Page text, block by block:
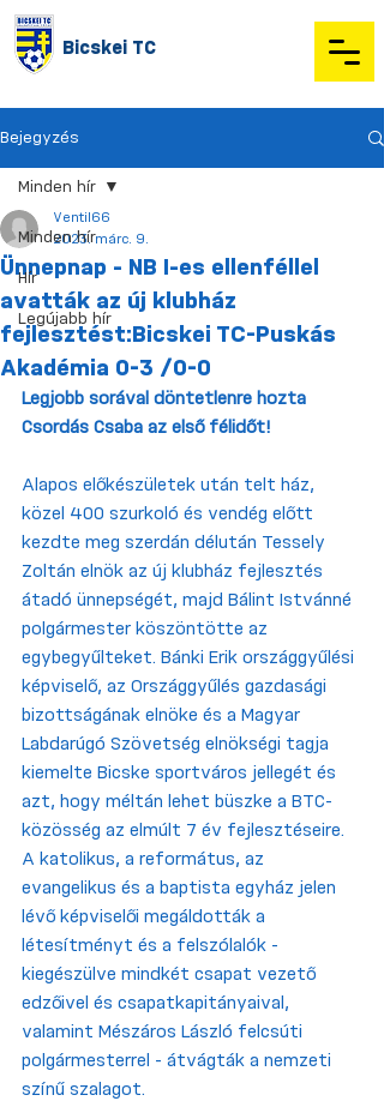
Bicskei TC
Bejegyzés
Minden hír
Hír
Legújabb hír
Minden hír
Ünnepnap - NB I-es ellenféllel
avatták az új klubház
fejlesztést:Bicskei TC-Puskás
Akadémia 0-3 /0-0
Ventil66
2023. márc. 9.
Legjobb sorával döntetlenre hozta
Csordás Csaba az első félidőt!
Alapos előkészületek után telt ház,
közel 400 szurkoló és vendég előtt
kezdte meg szerdán délután Tessely
Zoltán elnök az új klubház fejlesztés
átadó ünnepségét, majd Bálint Istvánné
polgármester köszöntötte az
egybegyűlteket. Bánki Erik országgyűlési
képviselő, az Országgyűlés gazdasági
bizottságának elnöke és a Magyar
Labdarúgó Szövetség elnökségi tagja
kiemelte Bicske sportváros jellegét és
azt, hogy méltán lehet büszke a BTC-
közösség az elmúlt 7 év fejlesztéseire.
A katolikus, a református, az
evangelikus és a baptista egyház jelen
lévő képviselői megáldották a
létesítményt és a felszólalók -
kiegészülve mindkét csapat vezető
edzőivel és csapatkapitányaival,
valamint Mészáros László felcsúti
polgármesterrel - átvágták a nemzeti
színű szalagot.